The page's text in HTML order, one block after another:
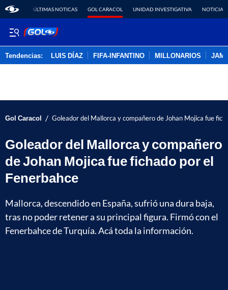
ÚLTIMAS NOTICAS GOL CARACOL UNIDAD INVESTIGATIVA NOTICIAS
Tendencias: LUIS DÍAZ FIFA-INFANTINO MILLONARIOS
Gol Caracol / Goleador del Mallorca y compañero de Johan Mojica fue
Goleador del Mallorca y compañero
de Johan Mojica fue fichado por el
Fenerbahce
Mallorca, descendido en España, sufrió una dura baja,
tras no poder retener a su principal figura. Firmó con el
Fenerbahce de Turquía. Acá toda la información.